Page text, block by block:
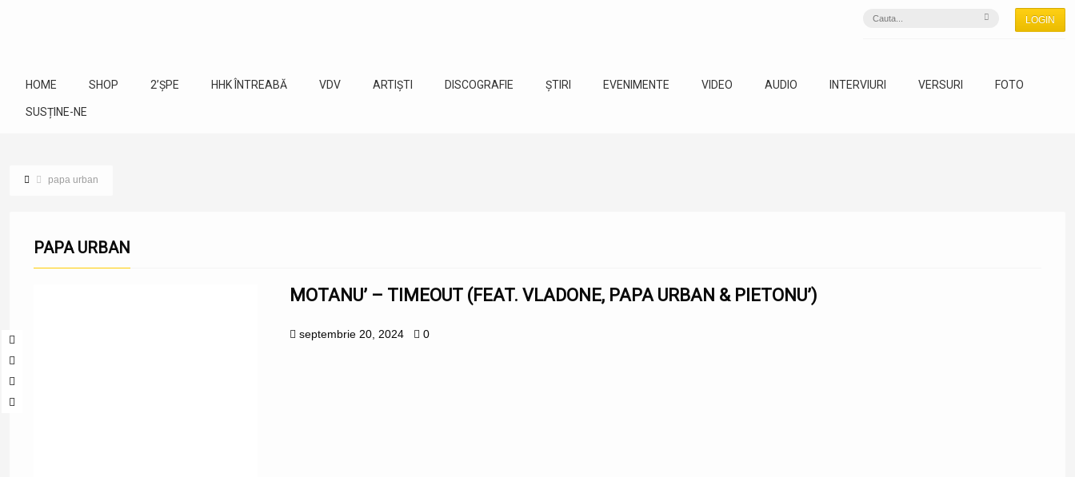
LOGIN
HOME SHOP 2’ȘPE HHK ÎNTREABĂ VDV ARTIȘTI DISCOGRAFIE ȘTIRI EVENIMENTE VIDEO AUDIO INTERVIURI VERSURI FOTO
SUSȚINE-NE
papa urban
PAPA URBAN
MOTANU’ – TIMEOUT (FEAT. VLADONE, PAPA URBAN & PIETONU’)
septembrie 20, 2024 0